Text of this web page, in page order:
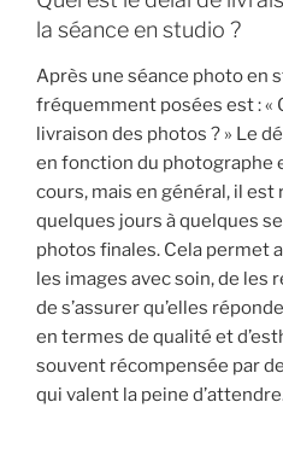
la séance en studio ?
Après une séance photo en
fréquemment posées est : «
livraison des photos ? » Le
en fonction du photographe
cours, mais en général, il
quelques jours à quelques
photos finales. Cela permet
les images avec soin, de les
de s’assurer qu’elles
en termes de qualité et
souvent récompensée par
qui valent la peine